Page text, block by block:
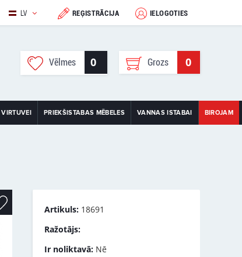
LV REĢISTRĀCIJA IELOGOTIES
Vēlmes 0 Grozs 0
VIRTUVEI PRIEKŠISTABAS MĒBELES VANNAS ISTABAI BIROJAM
Artikuls: 18691
Ražotājs:
Ir noliktavā: Nē